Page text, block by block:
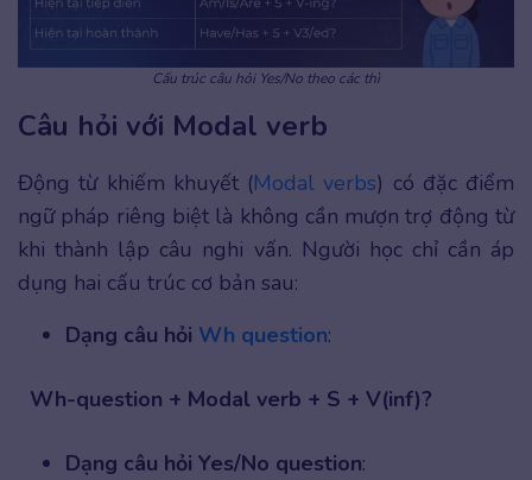
Cấu trúc câu hỏi Yes/No theo các thì
Câu hỏi với Modal verb
Động từ khiếm khuyết (Modal verbs) có đặc điểm
ngữ pháp riêng biệt là không cần mượn trợ động từ
khi thành lập câu nghi vấn. Người học chỉ cần áp
dụng hai cấu trúc cơ bản sau:
Dạng câu hỏi Wh question:
Wh-question + Modal verb + S + V(inf)?
Dạng câu hỏi Yes/No question: